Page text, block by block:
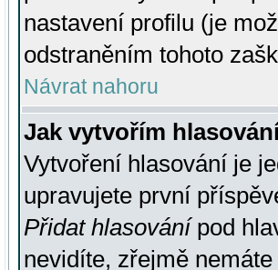
nastavení profilu (je
odstraněním tohoto
Návrat nahoru
Jak vytvořím
Vytvoření hlasování je
upravujete první
Přidat hlasovánípod
nevidíte, zřejmě